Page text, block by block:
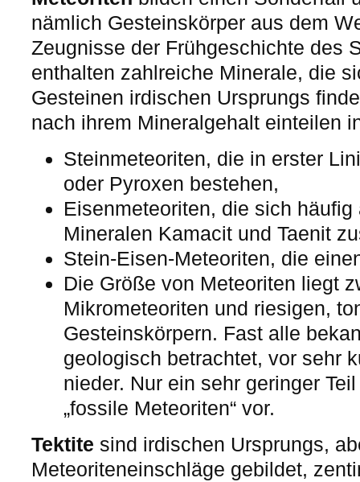
nämlich Gesteinskörper aus dem
Zeugnisse der Frühgeschichte des
enthalten zahlreiche Minerale, die
Gesteinen irdischen Ursprungs
nach ihrem Mineralgehalt einteilen
Steinmeteoriten, die in erster
oder Pyroxen bestehen,
Eisenmeteoriten, die sich
Mineralen Kamacit und Taenit
Stein-Eisen-Meteoriten, die
Die Größe von Meteoriten liegt
Mikrometeoriten und riesigen,
Gesteinskörpern. Fast alle
geologisch betrachtet, vor sehr
nieder. Nur ein sehr geringer
„fossile Meteoriten“ vor.
Tektite sind irdischen Ursprungs,
Meteoriteneinschläge gebildet,